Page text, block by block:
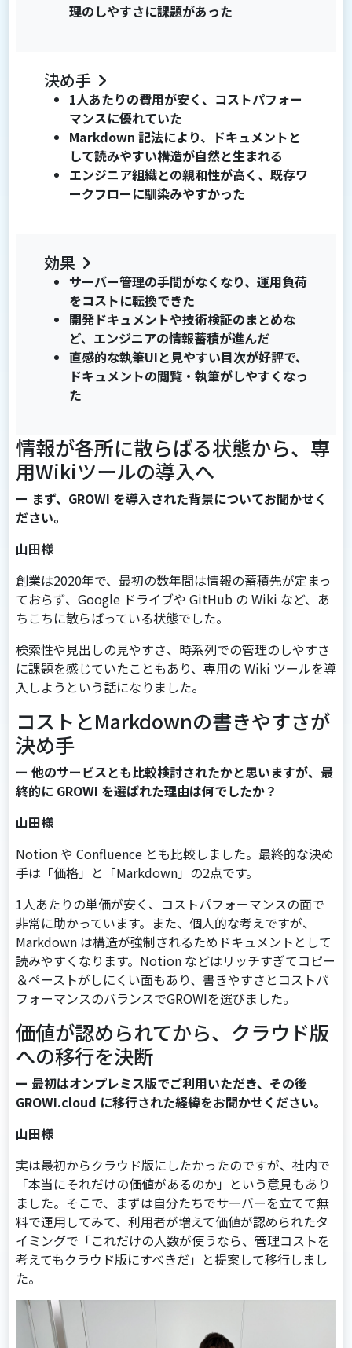
理のしやすさに課題があった
決め手
1人あたりの費用が安く、コストパフォー
マンスに優れていた
Markdown 記法により、ドキュメントと
して読みやすい構造が自然と生まれる
エンジニア組織との親和性が高く、既存ワ
ークフローに馴染みやすかった
効果
サーバー管理の手間がなくなり、運用負荷
をコストに転換できた
開発ドキュメントや技術検証のまとめな
ど、エンジニアの情報蓄積が進んだ
直感的な執筆UIと見やすい目次が好評で、
ドキュメントの閲覧・執筆がしやすくなっ
た
情報が各所に散らばる状態から、専
用Wikiツールの導入へ
ー まず、GROWI を導入された背景についてお聞かせく
ださい。
山田様
創業は2020年で、最初の数年間は情報の蓄積先が定まっ
ておらず、Google ドライブや GitHub の Wiki など、あ
ちこちに散らばっている状態でした。
検索性や見出しの見やすさ、時系列での管理のしやすさ
に課題を感じていたこともあり、専用の Wiki ツールを導
入しようという話になりました。
コストとMarkdownの書きやすさが
決め手
ー 他のサービスとも比較検討されたかと思いますが、最
終的に GROWI を選ばれた理由は何でしたか？
山田様
Notion や Confluence とも比較しました。最終的な決め
手は「価格」と「Markdown」の2点です。
1人あたりの単価が安く、コストパフォーマンスの面で
非常に助かっています。また、個人的な考えですが、
Markdown は構造が強制されるためドキュメントとして
読みやすくなります。Notion などはリッチすぎてコピー
＆ペーストがしにくい面もあり、書きやすさとコストパ
フォーマンスのバランスでGROWIを選びました。
価値が認められてから、クラウド版
への移行を決断
ー 最初はオンプレミス版でご利用いただき、その後
GROWI.cloud に移行された経緯をお聞かせください。
山田様
実は最初からクラウド版にしたかったのですが、社内で
「本当にそれだけの価値があるのか」という意見もあり
ました。そこで、まずは自分たちでサーバーを立てて無
料で運用してみて、利用者が増えて価値が認められたタ
イミングで「これだけの人数が使うなら、管理コストを
考えてもクラウド版にすべきだ」と提案して移行しまし
た。